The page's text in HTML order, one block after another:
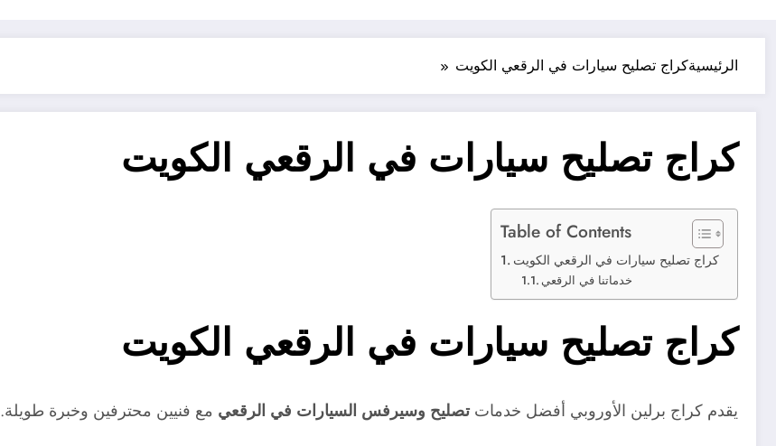
الرئيسيةكراج تصليح سيارات في الرقعي الكويت
كراج تصليح سيارات في الرقعي الكويت
Table of Contents
كراج تصليح سيارات في الرقعي الكويت
خدماتنا في الرقعي
كراج تصليح سيارات في الرقعي الكويت
يقدم كراج برلين الأوروبي أفضل خدماتتصليح وسيرفس السيارات في الرقعي مع فنيين محترفين وخبرة طويلة.